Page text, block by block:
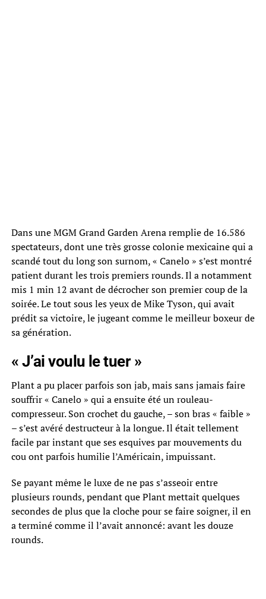
Dans une MGM Grand Garden Arena remplie de 16.586
spectateurs, dont une très grosse colonie mexicaine qui a
scandé tout du long son surnom, « Canelo » s’est montré
patient durant les trois premiers rounds. Il a notamment
mis 1 min 12 avant de décrocher son premier coup de la
soirée. Le tout sous les yeux de Mike Tyson, qui avait
prédit sa victoire, le jugeant comme le meilleur boxeur de
sa génération.
« J’ai voulu le tuer »
Plant a pu placer parfois son jab, mais sans jamais faire
souffrir « Canelo » qui a ensuite été un rouleau-
compresseur. Son crochet du gauche, – son bras « faible »
– s’est avéré destructeur à la longue. Il était tellement
facile par instant que ses esquives par mouvements du
cou ont parfois humilie l’Américain, impuissant.
Se payant même le luxe de ne pas s’asseoir entre
plusieurs rounds, pendant que Plant mettait quelques
secondes de plus que la cloche pour se faire soigner, il en
a terminé comme il l’avait annoncé: avant les douze
rounds.